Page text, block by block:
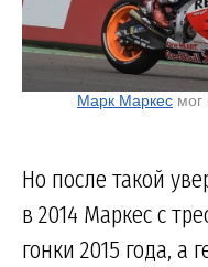
Марк Маркес мог
Но после такой
в 2014 Маркес с
гонки 2015 года, а